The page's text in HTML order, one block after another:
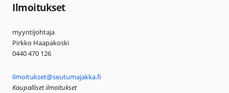
Ilmoitukset
myyntijohtaja
Pirkko Haapakoski
0440 470 126
ilmoitukset@seutumajakka.fi
Kaupalliset ilmoitukset